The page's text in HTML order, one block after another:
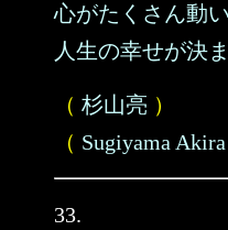
心がたくさん動
人生の幸せが決
（ 杉山亮 ）
（ Sugiyama Akira
33.